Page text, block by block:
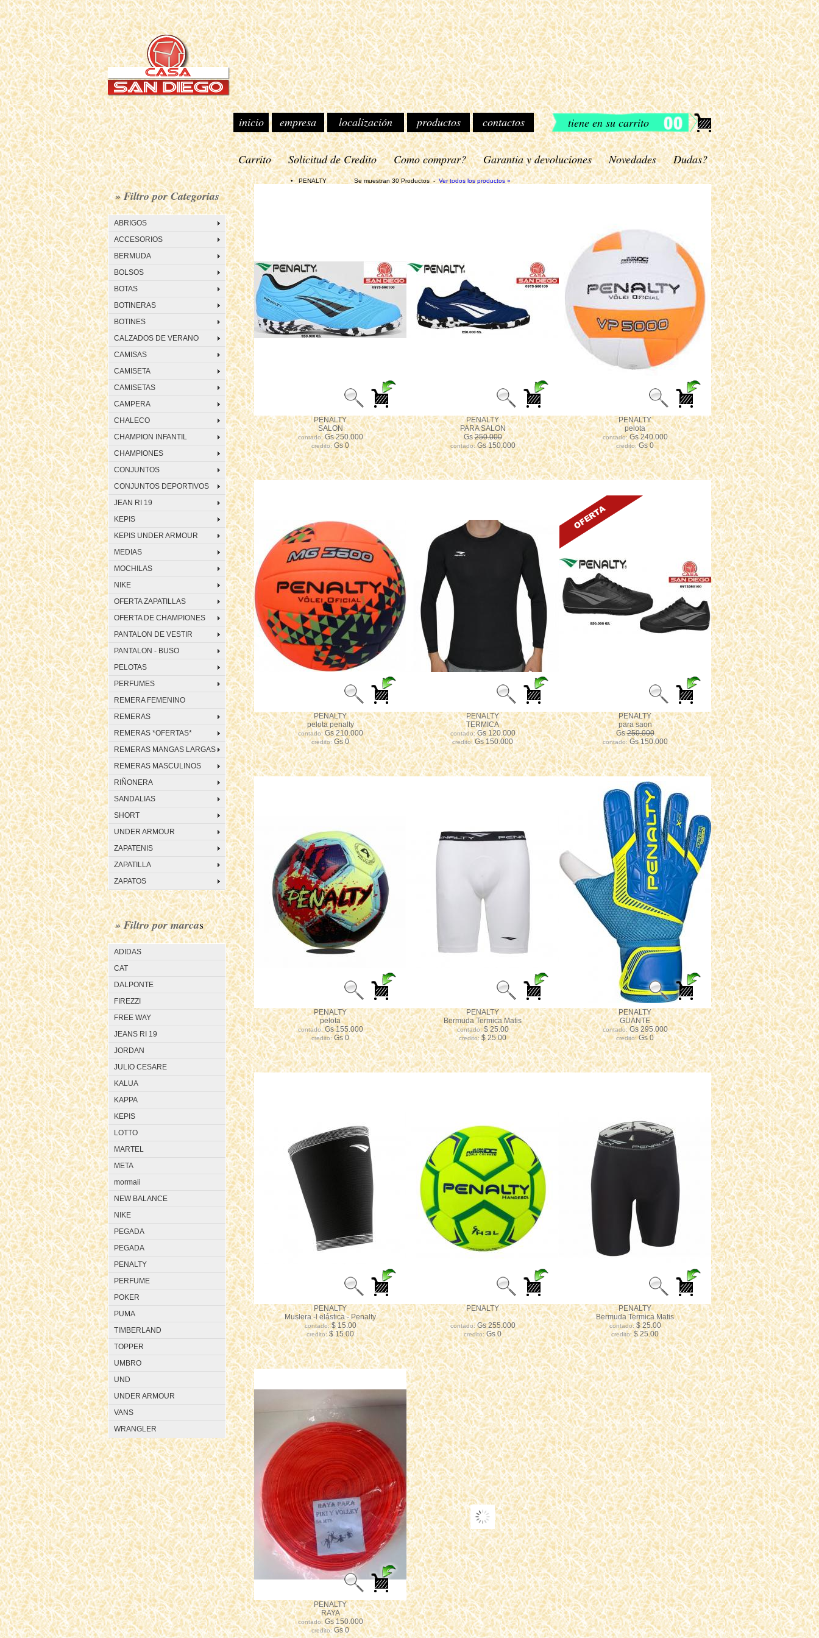
inicio empresa localización productos contactos tiene en su carrito
Carrito Solicitud de Credito Como comprar? Garantia y devoluciones Novedades Dudas?
» Filtro por Categorias
ABRIGOS
ACCESORIOS
BERMUDA
BOLSOS
BOTAS
BOTINERAS
BOTINES
CALZADOS DE VERANO
CAMISAS
CAMISETA
CAMISETAS
CAMPERA
CHALECO
CHAMPION INFANTIL
CHAMPIONES
CONJUNTOS
CONJUNTOS DEPORTIVOS
JEAN RI 19
KEPIS
KEPIS UNDER ARMOUR
MEDIAS
MOCHILAS
NIKE
OFERTA ZAPATILLAS
OFERTA DE CHAMPIONES
PANTALON DE VESTIR
PANTALON - BUSO
PELOTAS
PERFUMES
REMERA FEMENINO
REMERAS
REMERAS *OFERTAS*
REMERAS MANGAS LARGAS
REMERAS MASCULINOS
RIÑONERA
SANDALIAS
SHORT
UNDER ARMOUR
ZAPATENIS
ZAPATILLA
ZAPATOS
» Filtro por marcas
ADIDAS
CAT
DALPONTE
FIREZZI
FREE WAY
JEANS RI 19
JORDAN
JULIO CESARE
KALUA
KAPPA
KEPIS
LOTTO
MARTEL
META
mormaii
NEW BALANCE
NIKE
PEGADA
PEGADA
PENALTY
PERFUME
POKER
PUMA
TIMBERLAND
TOPPER
UMBRO
UND
UNDER ARMOUR
VANS
WRANGLER
• PENALTY Se muestran 30 Productos -Ver todos los productos »
PENALTY
SALON
contado:Gs 250.000
credito:Gs 0
PENALTY
PARA SALON
Gs250.000
contado:Gs 150.000
PENALTY
pelota
contado:Gs 240.000
credito:Gs 0
PENALTY
pelota penalty
contado:Gs 210.000
credito:Gs 0
PENALTY
TERMICA
contado:Gs 120.000
credito:Gs 150.000
PENALTY
para saon
Gs250.000
contado: Gs 150.000
PENALTY
pelota
contado:Gs 155.000
credito:Gs 0
PENALTY
Bermuda Termica Matis
contado:$ 25.00
credito:$ 25.00
PENALTY
GUANTE
contado:Gs 295.000
credito:Gs 0
PENALTY
Muslera -l elástica - Penalty
contado:$ 15.00
credito:$ 15.00
PENALTY
.
contado:Gs 255.000
credito:Gs 0
PENALTY
Bermuda Termica Matis
contado:$ 25.00
credito:$ 25.00
PENALTY
RAYA
contado:Gs 150.000
credito:Gs 0